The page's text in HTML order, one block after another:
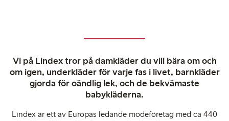
Vi på Lindex tror på damkläder du vill bära om och
om igen, underkläder för varje fas i livet, barnkläder
gjorda för oändlig lek, och de bekvämaste
babykläderna.
Lindex är ett av Europas ledande modeföretag med ca 440